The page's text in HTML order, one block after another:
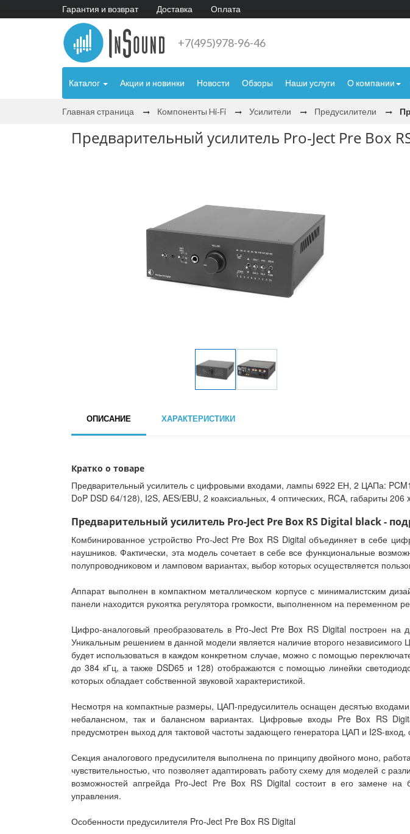
Гарантия и возврат Доставка Оплата
+7(495)978-96-46
Каталог Акции и новинки Новости Обзоры Наши услуги О компании
Главная страница Компоненты Hi‑Fi Усилители Предусилители
Предварительный усилитель Pro-Ject Pre Box
ОПИСАНИЕ ХАРАКТЕРИСТИКИ
Кратко о товаре
Предварительный усилитель с цифровыми входами, лампы 6922 ЕН, 2 ЦАПа:
DoP DSD 64/128), I2S, AES/EBU, 2 коаксиальных, 4 оптических, RCA, габариты
Предварительный усилитель Pro-Ject Pre Box RS Digital black -
Комбинированное устройство Pro-Ject Pre Box RS Digital объединяет в себе
наушников. Фактически, эта модель сочетает в себе все функциональные
полупроводниковом и ламповом вариантах, выбор которых осуществляется
Аппарат выполнен в компактном металлическом корпусе с минималистским
панели находится рукоятка регулятора громкости, выполненном на переменном
Цифро-аналоговый преобразователь в Pro-Ject Pre Box RS Digital построен
Уникальным решением в данной модели является наличие второго
будет использоваться в каждом конкретном случае, можно с помощью
до 384 кГц, а также DSD65 и 128) отображаются с помощью линейки
которых обладает собственной звуковой характеристикой.
Несмотря на компактные размеры, ЦАП-предусилитель оснащен десятью
небалансном, так и балансном вариантах. Цифровые входы Pre Box RS
предусмотрен выход для тактовой частоты задающего генератора ЦАП и I2S-
Секция аналогового предусилителя выполнена по принципу двойного моно,
чувствительностью, что позволяет адаптировать работу схему для моделей с
возможностей апгрейда Pro-Ject Pre Box RS Digital состоит в его замене
управления.
Особенности предусилителя Pro-Ject Pre Box RS Digital